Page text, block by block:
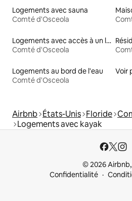
Logements avec sauna
Comté d'Osceola
Logements avec accès à un lac
Comté d'Osceola
Logements au bord de l'eau
Comté d'Osceola
Voir
Airbnb États-Unis Floride
Logements avec kayak
© 2026 Airbnb,
Confidentialité